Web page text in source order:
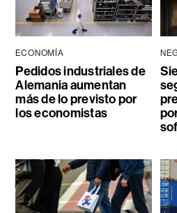
ECONOMÍA
Pedidos industriales de
Alemania aumentan
más de lo previsto por
los economistas